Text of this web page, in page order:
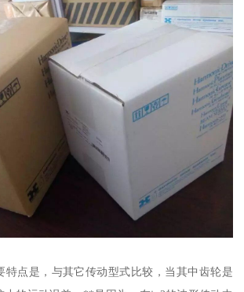
特点是，与其它传动型式比较，当其中齿轮是